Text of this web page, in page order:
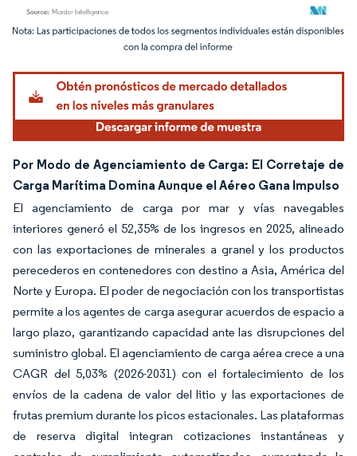
Imagen © Mordor Intelligence. El uso requiere atribución según CC BY 4.0.
Por Modo de Agenciamiento de Carga: El Corretaje de
Carga Marítima Domina Aunque el Aéreo Gana Impulso
El agenciamiento de carga por mar y vías navegables
interiores generó el 52,35% de los ingresos en 2025, alineado
con las exportaciones de minerales a granel y los productos
perecederos en contenedores con destino a Asia, América del
Norte y Europa. El poder de negociación con los transportistas
permite a los agentes de carga asegurar acuerdos de espacio a
largo plazo, garantizando capacidad ante las disrupciones del
suministro global. El agenciamiento de carga aérea crece a una
CAGR del 5,03% (2026-2031) con el fortalecimiento de los
envíos de la cadena de valor del litio y las exportaciones de
frutas premium durante los picos estacionales. Las plataformas
de reserva digital integran cotizaciones instantáneas y